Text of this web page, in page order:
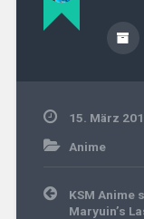
15. März
Anime
KSM Anime
Maryuin’s